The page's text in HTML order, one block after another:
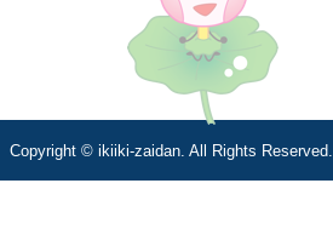
Copyright © ikiiki-zaidan. All Rights Reserved.